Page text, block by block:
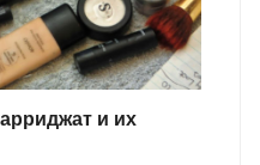
и их